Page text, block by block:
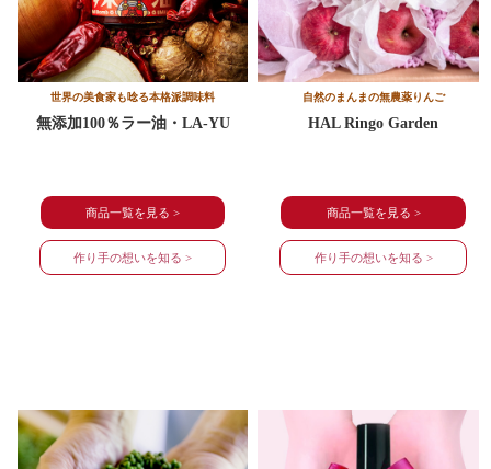
世界の美食家も唸る本格派調味料
無添加100％ラー油・ LA-YU
商品一覧を見る >
作り手の想いを知る >
自然のまんまの無農薬りんご
HAL Ringo Garden
商品一覧を見る >
作り手の想いを知る >